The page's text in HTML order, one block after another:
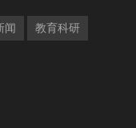
闻 教育科研